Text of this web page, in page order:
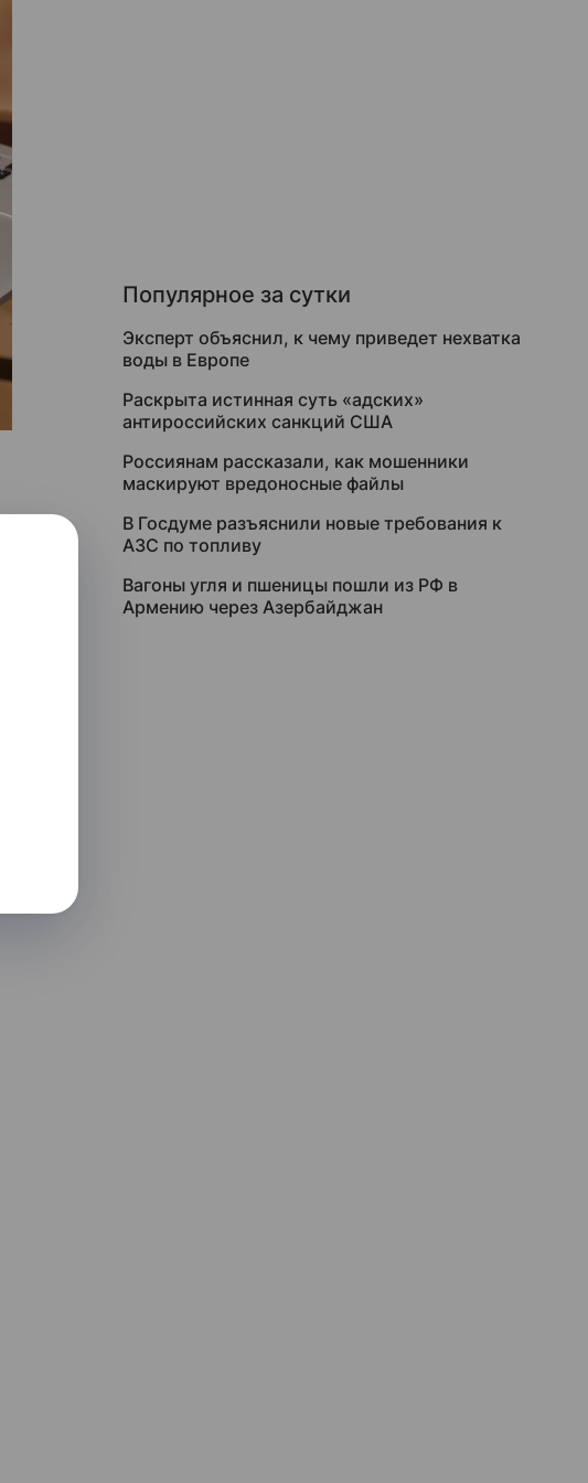
Популярное за сутки
Эксперт объяснил, к чему приведет нехватка
воды в Европе
Раскрыта истинная суть «адских»
антироссийских санкций США
Россиянам рассказали, как мошенники
маскируют вредоносные файлы
В Госдуме разъяснили новые требования к
АЗС по топливу
Вагоны угля и пшеницы пошли из РФ в
Армению через Азербайджан